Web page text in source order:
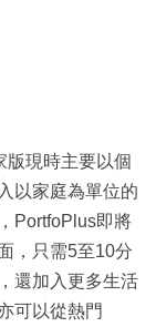
版現時主要以個
以家庭為單位的
PortfoPlus即將
，只需5至10分
還加入更多生活
可以從熱門